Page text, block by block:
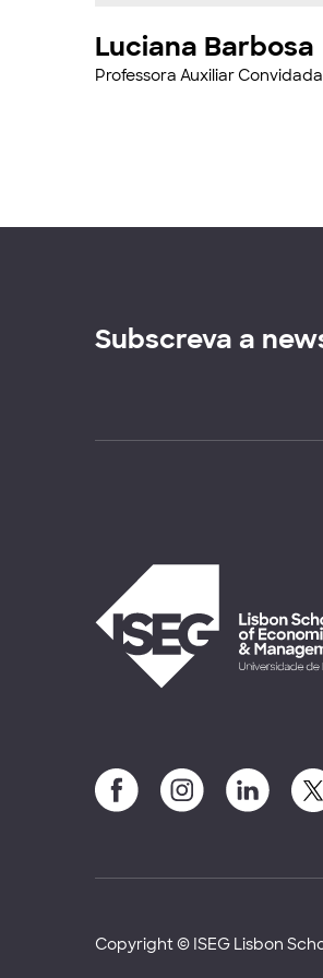
Luciana Barbosa
Professora Auxiliar Convidada
Subscreva a
Copyright © ISEG Lisbon